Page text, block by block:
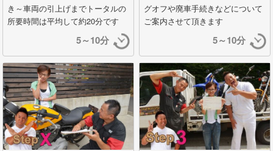
き～車両の引上げまでトータルの
所要時間は平均して約20分です
5～10分
グオフや廃車手続きなどについて
ご案内させて頂きます
5～10分